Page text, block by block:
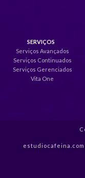
SERVIÇOS
Serviços Avançados
Serviços Continuados
Serviços Gerenciados
Vita One
estudiocafeina.com